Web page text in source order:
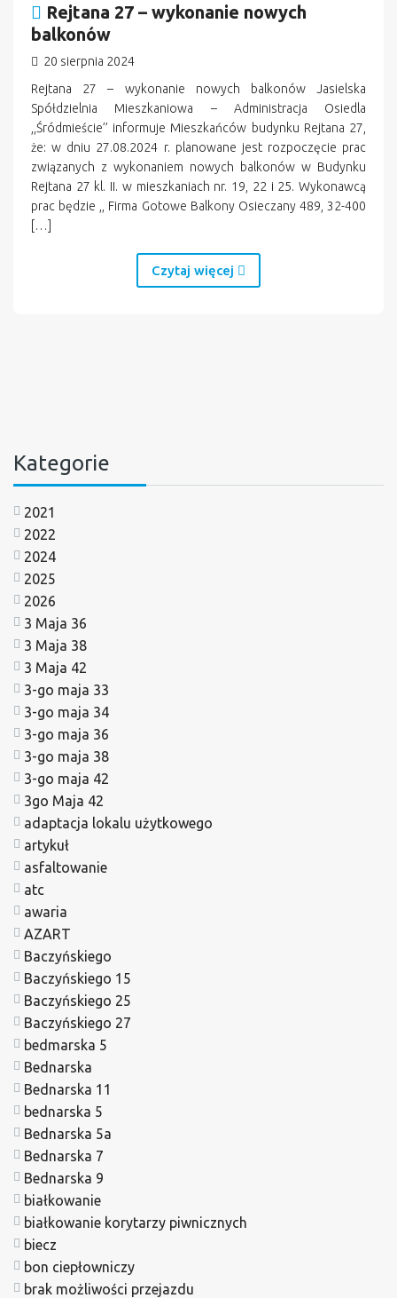
Rejtana 27 – wykonanie nowych
balkonów
20 sierpnia 2024
Rejtana 27 – wykonanie nowych balkonów Jasielska
Spółdzielnia Mieszkaniowa – Administracja Osiedla
,,Śródmieście’’ informuje Mieszkańców budynku Rejtana 27,
że: w dniu 27.08.2024 r. planowane jest rozpoczęcie prac
związanych z wykonaniem nowych balkonów w Budynku
Rejtana 27 kl. II. w mieszkaniach nr. 19, 22 i 25. Wykonawcą
prac będzie ,, Firma Gotowe Balkony Osieczany 489, 32-400
[…]
Czytaj więcej
Kategorie
2021
2022
2024
2025
2026
3 Maja 36
3 Maja 38
3 Maja 42
3-go maja 33
3-go maja 34
3-go maja 36
3-go maja 38
3-go maja 42
3go Maja 42
adaptacja lokalu użytkowego
artykuł
asfaltowanie
atc
awaria
AZART
Baczyńskiego
Baczyńskiego 15
Baczyńskiego 25
Baczyńskiego 27
bedmarska 5
Bednarska
Bednarska 11
bednarska 5
Bednarska 5a
Bednarska 7
Bednarska 9
białkowanie
białkowanie korytarzy piwnicznych
biecz
bon ciepłowniczy
brak możliwości przejazdu